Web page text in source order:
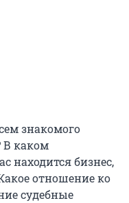
знакомого
В каком
находится бизнес,
отношение ко
судебные